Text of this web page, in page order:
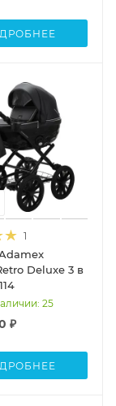
1
Deluxe 3 в
: 25
₽